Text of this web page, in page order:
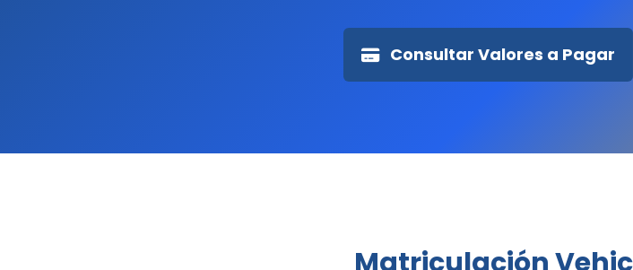
Consultar Valores a Pagar